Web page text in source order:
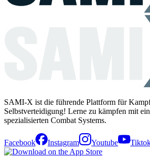
SAMI-X ist die führende Plattform für
Selbstverteidigung! Lerne zu kämpfen mit
spezialisierten Combat Systems.
Facebook Instagram Youtube